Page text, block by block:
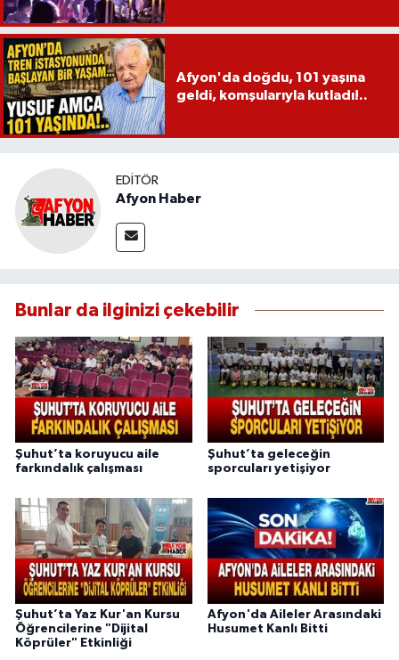
Afyon'da doğdu, 101 yaşına
geldi, komşularıyla kutladı!..
EDITÖR
Afyon Haber
Bunlar da ilginizi çekebilir
Şuhut’ta koruyucu aile
farkındalık çalışması
Şuhut’ta geleceğin
sporcuları yetişiyor
Şuhut’ta Yaz Kur'an Kursu
Öğrencilerine "Dijital
Köprüler" Etkinliği
Afyon'da Aileler Arasındaki
Husumet Kanlı Bitti